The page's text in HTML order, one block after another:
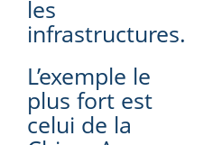
les
infrastructures.
L’exemple le
plus fort est
celui de la